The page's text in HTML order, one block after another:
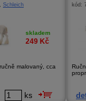
, Schleich
skladem
249 Kč
malovaný, cca
ks
kód: